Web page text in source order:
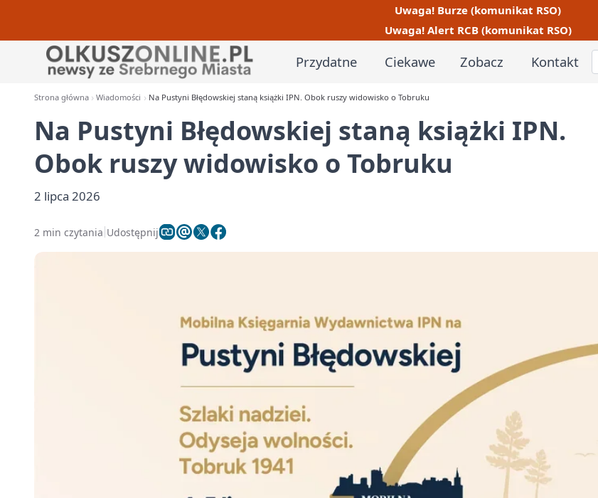
Uwaga! Burze (komunikat RSO)
Uwaga! Alert RCB (komunikat RSO)
Przydatne Ciekawe Zobacz Kontakt
Strona główna Wiadomości Na Pustyni Błędowskiej staną książki IPN. Obok ruszy widowisko o Tobruku
Na Pustyni Błędowskiej staną książki IPN.
Obok ruszy widowisko o Tobruku
2 lipca 2026
2 min czytania Udostępnij